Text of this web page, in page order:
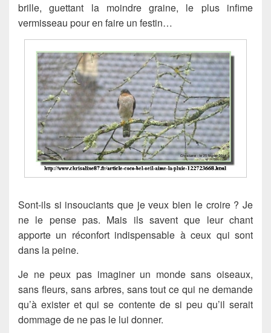
brille, guettant la moindre graine, le plus infime
vermisseau pour en faire un festin…
Sont-ils si insouciants que je veux bien le croire ? Je
ne le pense pas. Mais ils savent que leur chant
apporte un réconfort indispensable à ceux qui sont
dans la peine.
Je ne peux pas imaginer un monde sans oiseaux,
sans fleurs, sans arbres, sans tout ce qui ne demande
qu’à exister et qui se contente de si peu qu’il serait
dommage de ne pas le lui donner.